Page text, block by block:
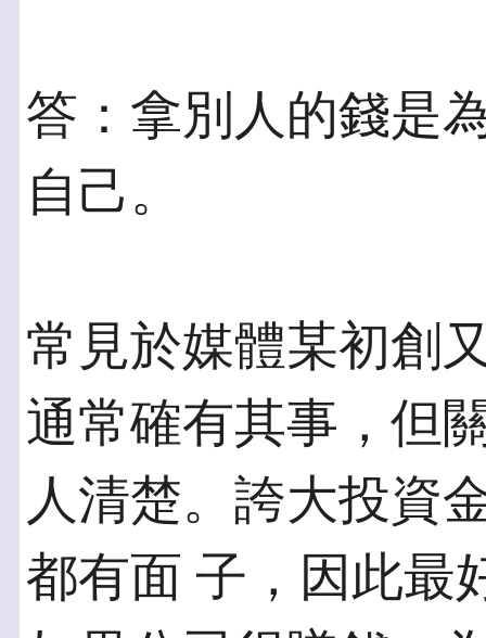
答：拿別人的錢是
自己。
常見於媒體某初創
通常確有其事，但
人清楚。誇大投資
都有面 子，因此最